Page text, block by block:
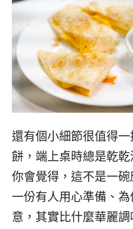
還有個小細節很值得
餅，端上桌時總是乾乾
你會覺得，這不是一
一份有人用心準備、
意，其實比什麼華麗